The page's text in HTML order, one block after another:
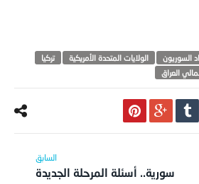
العراق
سورية.. أسئلة المرحلة الجديدة